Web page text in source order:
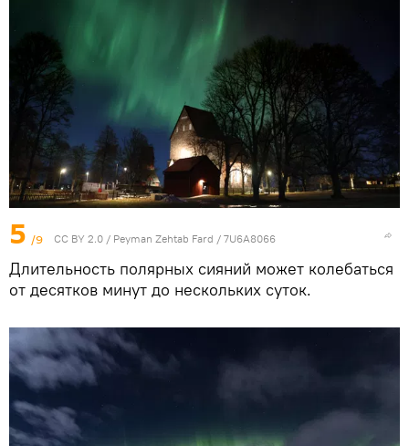
5 /9 CC BY 2.0 / Peyman Zehtab Fard / 7U6A8066
Длительность полярных сияний может колебаться
от десятков минут до нескольких суток.